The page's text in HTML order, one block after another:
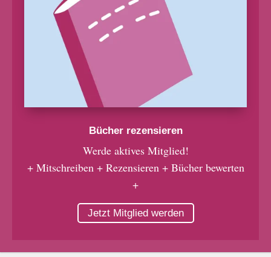
Bücher rezensieren
Werde aktives Mitglied!
+ Mitschreiben + Rezensieren + Bücher bewerten
+
Jetzt Mitglied werden